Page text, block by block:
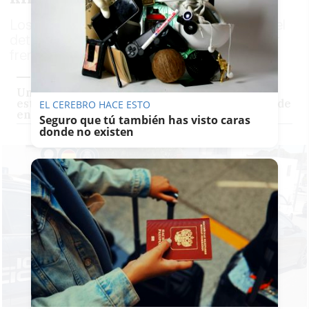
Los hechos ocurrieron el pasado viernes y el
detenido ha ingresado en prisión tras pasar
frente al juez
Una falsa empresa de reformas de Sanlúcar
estafa a una mujer en Puerto Real al 'quitarse de
en medio' tras cobrar los materiales
EL CEREBRO HACE ESTO
Seguro que tú también has visto caras
donde no existen